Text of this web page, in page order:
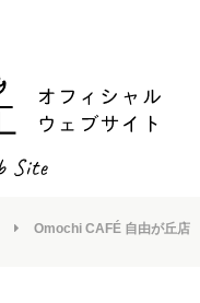
Omochi CAFÉ 自由が丘店